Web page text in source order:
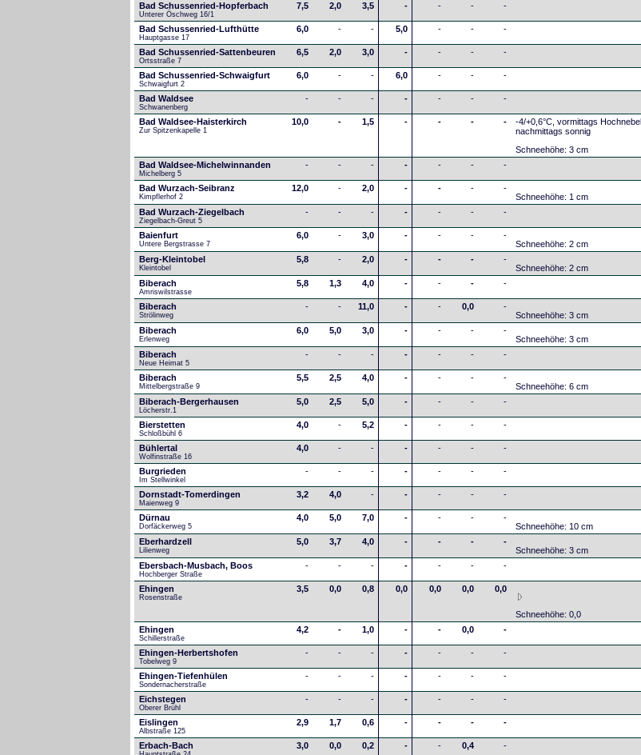
Bad Schussenried-Hopferbach
Unterer Öschweg 16/1
7,5 2,0 3,5 - - - -
Bad Schussenried-Lufthütte
Hauptgasse 17
6,0 - - 5,0 - - -
Bad Schussenried-Sattenbeuren
Ortsstraße 7
6,5 2,0 3,0 - - - -
Bad Schussenried-Schwaigfurt
Schwaigfurt 2
6,0 - - 6,0 - - -
Bad Waldsee
Schwanenberg
- - - - - - -
Bad Waldsee-Haisterkirch
Zur Spitzenkapelle 1
10,0 - 1,5 - - - -
-4/+0,6°C, vormittags Hochnebel,
nachmittags sonnig
Schneehöhe: 3 cm
Bad Waldsee-Michelwinnanden
Michelberg 5
- - - - - - -
Bad Wurzach-Seibranz
Kimpflerhof 2
12,0 - 2,0 - - -
-
Schneehöhe: 1 cm
Bad Wurzach-Ziegelbach
Ziegelbach-Greut 5
- - - - - - -
Baienfurt
Untere Bergstrasse 7
6,0 - 3,0 - - -
-
Schneehöhe: 2 cm
Berg-Kleintobel
Kleintobel
5,8 - 2,0 - - -
-
Schneehöhe: 2 cm
Biberach
Amriswilstrasse
5,8 1,3 4,0 - - - -
Biberach
Strölinweg
- - 11,0 - - 0,0
-
Schneehöhe: 3 cm
Biberach
Erlenweg
6,0 5,0 3,0 - - -
-
Schneehöhe: 3 cm
Biberach
Neue Heimat 5
- - - - - - -
Biberach
Mittelbergstraße 9
5,5 2,5 4,0 - - -
-
Schneehöhe: 6 cm
Biberach-Bergerhausen
Löcherstr.1
5,0 2,5 5,0 - - - -
Bierstetten
Schloßbühl 6
4,0 - 5,2 - - - -
Bühlertal
Wolfinstraße 16
4,0 - - - - - -
Burgrieden
Im Stellwinkel
- - - - - - -
Dornstadt-Tomerdingen
Maienweg 9
3,2 4,0 - - - - -
Dürnau
Dorfäckerweg 5
4,0 5,0 7,0 - - -
-
Schneehöhe: 10 cm
Eberhardzell
Lilienweg
5,0 3,7 4,0 - - -
-
Schneehöhe: 3 cm
Ebersbach-Musbach, Boos
Hochberger Straße
- - - - - - -
Ehingen
Rosenstraße
3,5 0,0 0,8 0,0 0,0 0,0 0,0
Schneehöhe: 0,0
Ehingen
Schillerstraße
4,2 - 1,0 - - 0,0 -
Ehingen-Herbertshofen
Tobelweg 9
- - - - - - -
Ehingen-Tiefenhülen
Sondernacherstraße
- - - - - - -
Eichstegen
Oberer Brühl
- - - - - - -
Eislingen
Albstraße 125
2,9 1,7 0,6 - - - -
Erbach-Bach 3,0 0,0 0,2 - - 0,4 -